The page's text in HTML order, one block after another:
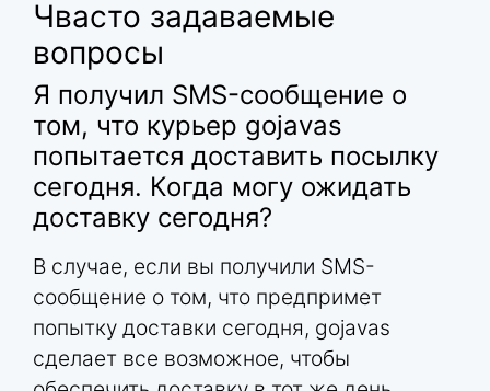
Чвасто задаваемые
вопросы
Я получил SMS-сообщение о
том, что курьер gojavas
попытается доставить посылку
сегодня. Когда могу ожидать
доставку сегодня?
В случае, если вы получили SMS-
сообщение о том, что предпримет
попытку доставки сегодня, gojavas
сделает все возможное, чтобы